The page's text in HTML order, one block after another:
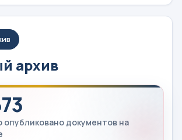
архив
опубликовано документов на